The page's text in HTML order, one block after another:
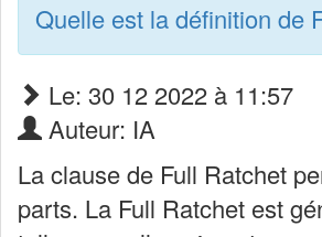
Quelle est la définition de
Le: 30 12 2022 à 11:57
Auteur: IA
La clause de Full Ratchet
parts. La Full Ratchet est